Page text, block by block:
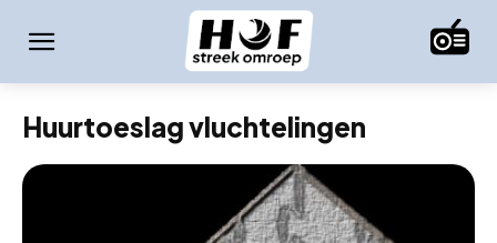
Huurtoeslag vluchtelingen